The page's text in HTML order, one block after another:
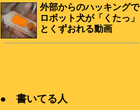
外部からのハッキングで
ロボット犬が「くたっ」
とくずおれる動画
● 書いてる人